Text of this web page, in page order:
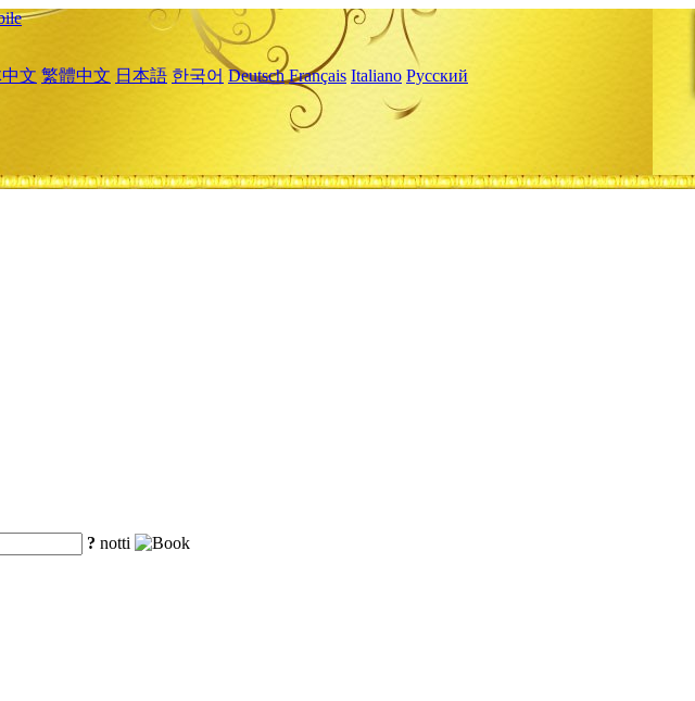
文 繁體中文 日本語 한국어 Deutsch Français Italiano Русский
? notti